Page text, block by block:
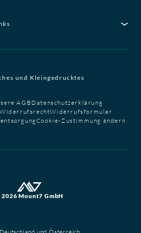
und Kleingedrucktes
AGB Datenschutzerklärung
WiderrufsrechtWiderrufsformular
Cookie-Zustimmung ändern
2026 Mount7 GmbH